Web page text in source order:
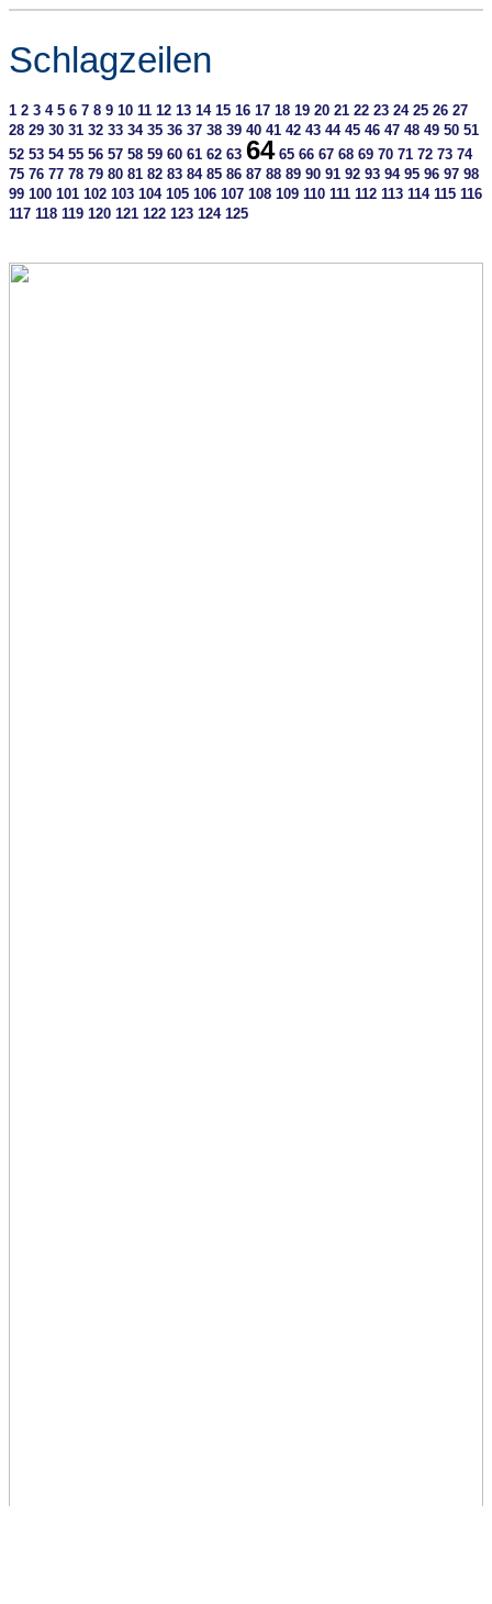
Schlagzeilen
1 2 3 4 5 6 7 8 9 10 11 12 13 14 15 16 17 18 19 20 21 22 23 24 25 26 27
28 29 30 31 32 33 34 35 36 37 38 39 40 41 42 43 44 45 46 47 48 49 50 51
52 53 54 55 56 57 58 59 60 61 62 63 64 65 66 67 68 69 70 71 72 73 74
75 76 77 78 79 80 81 82 83 84 85 86 87 88 89 90 91 92 93 94 95 96 97 98
99 100 101 102 103 104 105 106 107 108 109 110 111 112 113 114 115 116
117 118 119 120 121 122 123 124 125